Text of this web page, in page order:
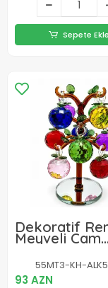
Sepete Ekle
Dekoratif
Meyveli Cam
Bereket Ağacı
Biblosu
55MT3-KH-
93 AZN